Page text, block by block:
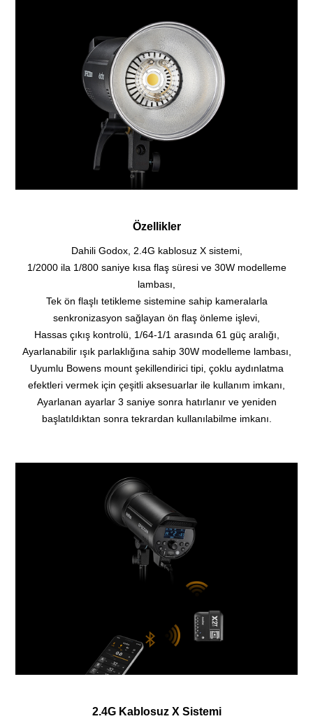
Özellikler
Dahili Godox, 2.4G kablosuz X sistemi,
1/2000 ila 1/800 saniye kısa flaş süresi ve 30W modelleme
lambası,
Tek ön flaşlı tetikleme sistemine sahip kameralarla
senkronizasyon sağlayan ön flaş önleme işlevi,
Hassas çıkış kontrolü, 1/64-1/1 arasında 61 güç aralığı,
Ayarlanabilir ışık parlaklığına sahip 30W modelleme lambası,
Uyumlu Bowens mount şekillendirici tipi, çoklu aydınlatma
efektleri vermek için çeşitli aksesuarlar ile kullanım imkanı,
Ayarlanan ayarlar 3 saniye sonra hatırlanır ve yeniden
başlatıldıktan sonra tekrardan kullanılabilme imkanı.
2.4G Kablosuz X Sistemi